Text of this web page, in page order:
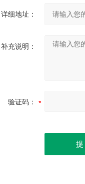
详细地址：
补充说明：
验证码：